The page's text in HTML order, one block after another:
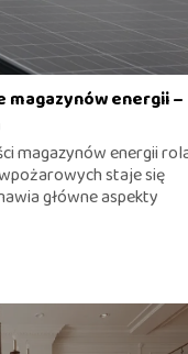
energii –
magazynów energii
staje się
główne aspekty